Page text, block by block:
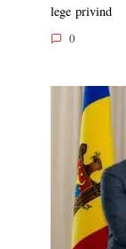
lege privind
0